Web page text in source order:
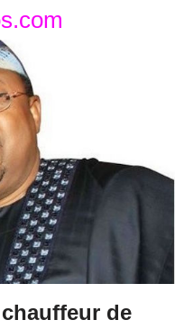
de